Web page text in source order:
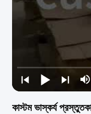
কাস্টম ভাস্কর্য